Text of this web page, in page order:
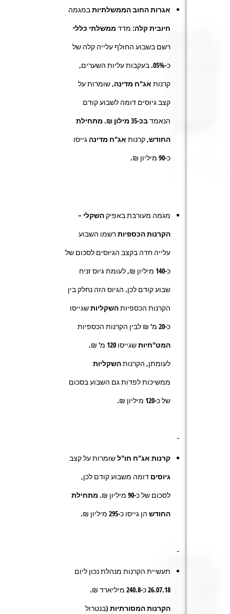
אגרות החוב הממשלתיותבמגמה
חיובית קלה: מדד ממשלתי כללי
רשם בשבוע החולף עלייה קלה של
כ-05%. בעקבות עליות השערים,
קרנות אג"ח מדינה,שומרות על
קצב גיוסים דומה לשבוע קודם
הנאמדבכ-35 מילון ₪ . מתחילת
החודש,קרנות אג"ח מדינה גייסו
כ-90 מיליון ₪.
מגמה מעורבת באפיקהשקלי –
הקרנות הכספיותרשמו השבוע
עלייה חדה בקצב הגיוסים לסכום של
כ-140 מיליון ₪, לעומת גיוס זניח
שבוע קודם לכן. הגיוס הזה נחלק בין
הקרנות הכספיותהשקליותשגייסו
כ-20 מ' ₪ לבין הקרנות הכספיות
המט"חיות
שגייסו 120 מ' ₪.
לעומתן, הקרנותהשקליות
ממשיכות לפדות גם השבוע בסכום
של כ-120 מיליון ₪.
קרנות אג"ח חו"לשומרות על קצב
גיוסים דומה משבוע קודם לכן,
לסכום של כ-90 מיליון ₪. מתחילת
החודש הן גייסו כ-295 מיליון ₪.
תעשיית הקרנות מנהלת נכון ליום
26.07.18 כ-240.8 מיליארד ₪.
הקרנות המסורתיות (בנטרול